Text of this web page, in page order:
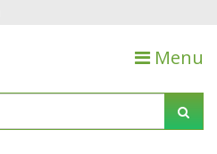
Menu